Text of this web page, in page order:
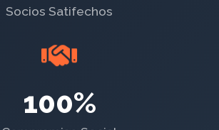
Socios Satifechos
100%